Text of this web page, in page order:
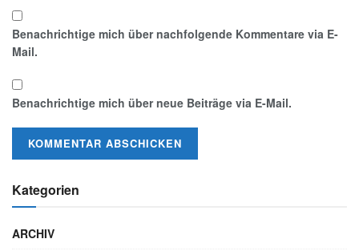
Benachrichtige mich über nachfolgende Kommentare via E-
Mail.
Benachrichtige mich über neue Beiträge via E-Mail.
Kategorien
ARCHIV